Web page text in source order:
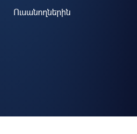
Ուսանողներին